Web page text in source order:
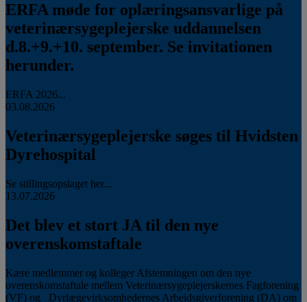
ERFA møde for oplæringsansvarlige på
veterinærsygeplejerske uddannelsen
d.8.+9.+10. september. Se invitationen
herunder.
ERFA 2026...
03.08.2026
Veterinærsygeplejerske søges til Hvidsten
Dyrehospital
Se stillingsopslaget her...
13.07.2026
Det blev et stort JA til den nye
overenskomstaftale
Kære medlemmer og kolleger Afstemningen om den nye
overenskomstaftale mellem Veterinærsygeplejerskernes Fagforening
(VF) og Dyrlægevirksomhedernes Arbejdsgiverforening (DA) om